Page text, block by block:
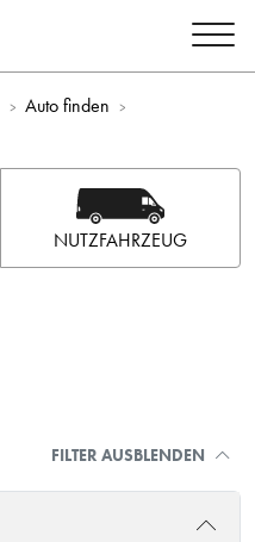
Auto finden
NUTZFAHRZEUG
FILTER AUSBLENDEN